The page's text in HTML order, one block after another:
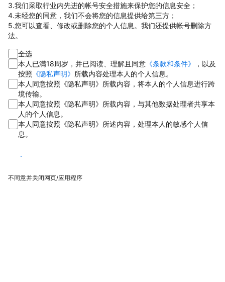
3.我们采取行业内先进的帐号安全措施来保护您的信息安全；
4.未经您的同意，我们不会将您的信息提供给第三方；
5.您可以查看、修改或删除您的个人信息。我们还提供帐号删除方
法。
全选
本人已满18周岁，并已阅读、理解且同意 《条款和条件》
，以及
按照 《隐私声明》 所载内容处理本人的个人信息。
本人同意按照《隐私声明》所载内容，将本人的个人信息进行跨
境传输。
本人同意按照《隐私声明》所载内容，与其他数据处理者共享本
人的个人信息。
本人同意按照《隐私声明》所述内容，处理本人的敏感个人信
息。
同意
不同意并关闭网页/应用程序